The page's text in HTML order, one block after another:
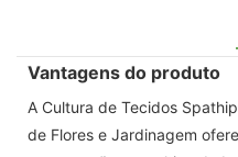
Vantagens do produto
A Cultura de Tecidos
de Flores e Jardinagem